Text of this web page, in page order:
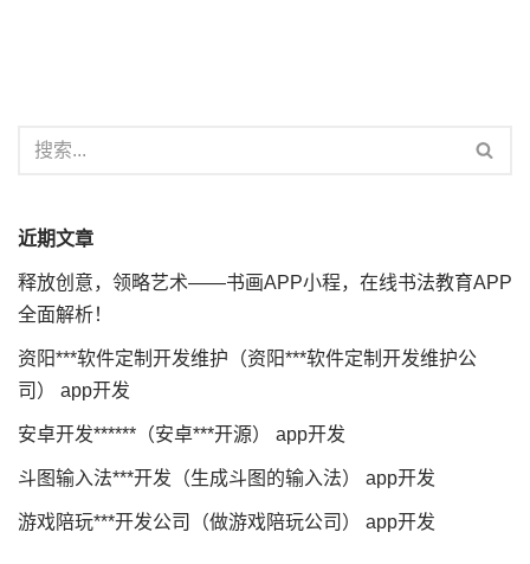
近期文章
释放创意，领略艺术——书画APP小程，在线书法教育APP
全面解析！
资阳***软件定制开发维护（资阳***软件定制开发维护公
司） app开发
安卓开发******（安卓***开源） app开发
斗图输入法***开发（生成斗图的输入法） app开发
游戏陪玩***开发公司（做游戏陪玩公司） app开发